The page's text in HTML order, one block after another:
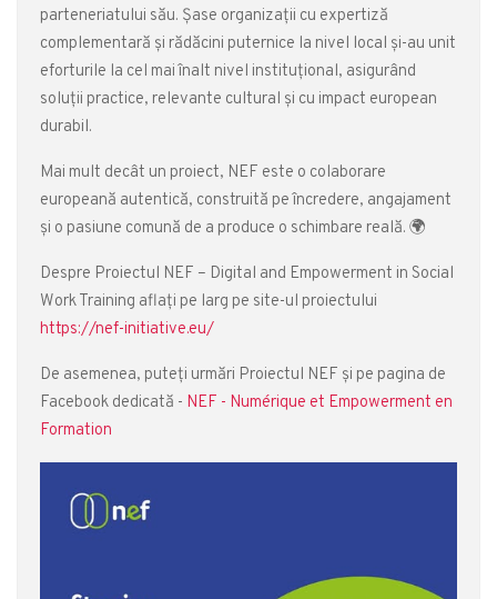
parteneriatului său. Șase organizații cu expertiză
complementară și rădăcini puternice la nivel local și-au unit
eforturile la cel mai înalt nivel instituțional, asigurând
soluții practice, relevante cultural și cu impact european
durabil.
Mai mult decât un proiect, NEF este o colaborare
europeană autentică, construită pe încredere, angajament
și o pasiune comună de a produce o schimbare reală. 🌍
Despre Proiectul NEF – Digital and Empowerment in Social
Work Training aflați pe larg pe site-ul proiectului
https://nef-initiative.eu/
De asemenea, puteți urmări Proiectul NEF și pe pagina de
Facebook dedicată - NEF - Numérique et Empowerment en
Formation